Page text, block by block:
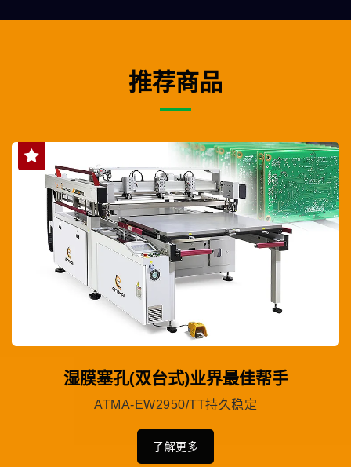
推荐商品
湿膜塞孔(双台式)业界最佳帮手
ATMA-EW2950/TT持久稳定
了解更多